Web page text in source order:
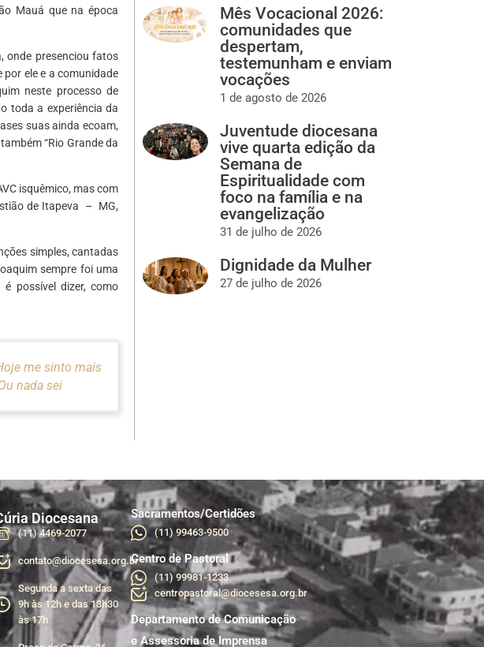
Mauá que na época
onde presenciou fatos
ele e a comunidade
neste processo de
toda a experiência da
suas ainda ecoam,
“Rio Grande da
isquêmico, mas com
de Itapeva – MG,
simples, cantadas
sempre foi uma
possível dizer, como
me sinto mais
nada sei
Mês Vocacional 2026:
comunidades que
despertam,
testemunham e enviam
vocações
1 de agosto de 2026
Juventude diocesana
vive quarta edição da
Semana de
Espiritualidade com
foco na família e na
evangelização
31 de julho de 2026
Dignidade da Mulher
27 de julho de 2026
Diocesana
(11) 4469-2077
contato@diocesesa.org.br
Segunda a sexta das
9h às 12h e das 13h30
às 17h
Sacramentos/Certidões
(11) 99463-9500
Centro de Pastoral
(11) 99981-1233
centropastoral@diocesesa.org.br
Departamento de Comunicação
e Assessoria de Imprensa